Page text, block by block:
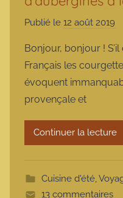
Publié le 12 août 2019
r
m
a
o
t
e
Bonjour, bonjour !
Français les
évoquent
provençale et
Continuer la lecture
Cuisine d'été,
13 commentaires